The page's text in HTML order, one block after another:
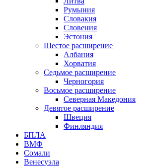
Румыния
Словакия
Словения
Эстония
Шестое расширение
Албания
Хорватия
Седьмое расширение
Черногория
Восьмое расширение
Северная Македония
Девятое расширение
Швеция
Финляндия
БПЛА
ВМФ
Сомали
Венесуэла